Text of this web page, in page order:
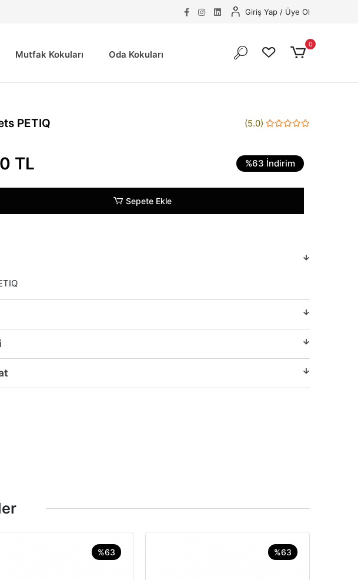
Giriş Yap / Üye Ol
Mutfak Kokuları Oda Kokuları
0
PETIQ (5.0)
TL %63 İndirim
Sepete Ekle
%63 %63